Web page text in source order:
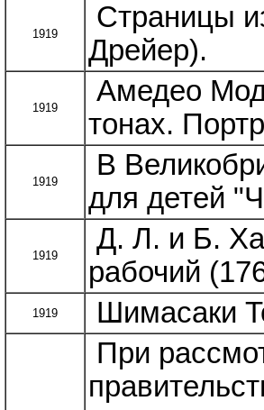
1919
Страницы
Дрейер).
1919
Амедео
тонах.
1919
В
для детей
1919
Д. Л. и Б.
рабочий
1919 Шимасаки
При